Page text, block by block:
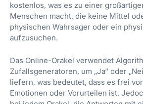
kostenlos, was es zu einer
Menschen macht, die keine Mittel
physischen Wahrsager oder ein
aufzusuchen.
Das Online-Orakel verwendet
Zufallsgeneratoren, um „Ja“ oder
liefern, was bedeutet, dass es frei
Emotionen oder Vorurteilen ist.